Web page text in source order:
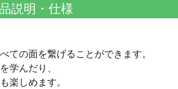
説明・仕様
ての面を繋げることができます。
学んだり、
楽しめます。